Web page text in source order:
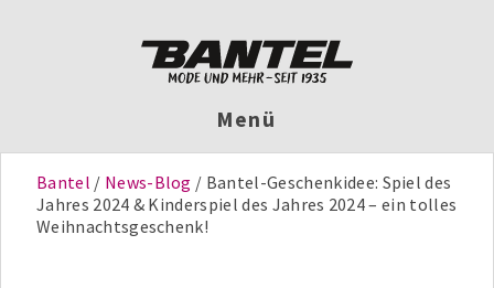
Menü
Bantel News-Blog
Bantel-Geschenkidee: Spiel des
Jahres 2024 & Kinderspiel des Jahres 2024 – ein tolles
Weihnachtsgeschenk!